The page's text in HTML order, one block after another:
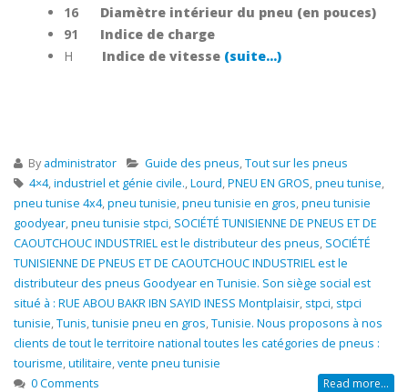
16
Diamètre intérieur du pneu (en pouces)
91
Indice de charge
H Indice de vitesse (suite…)
By administrator Guide des pneus,Tout sur les pneus
4×4,industriel et génie civile.,Lourd,PNEU EN GROS,pneu tunise,
pneu tunise 4x4,pneu tunisie,pneu tunisie en gros,pneu tunisie
goodyear,pneu tunisie stpci, SOCIÉTÉ TUNISIENNE DE PNEUS ET DE
CAOUTCHOUC INDUSTRIEL est le distributeur des pneus, SOCIÉTÉ
TUNISIENNE DE PNEUS ET DE CAOUTCHOUC INDUSTRIEL est le
distributeur des pneus Goodyear en Tunisie. Son siège social est
situé à : RUE ABOU BAKR IBN SAYID INESS Montplaisir, stpci, stpci
tunisie,Tunis,tunisie pneu en gros,Tunisie. Nous proposons à nos
clients de tout le territoire national toutes les catégories de pneus :
tourisme,utilitaire,vente pneu tunisie
0 Comments
Read more...